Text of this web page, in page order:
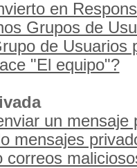
en
Grupos de
de Usuarios
"El equipo"?
un mensaje
mensajes
correos